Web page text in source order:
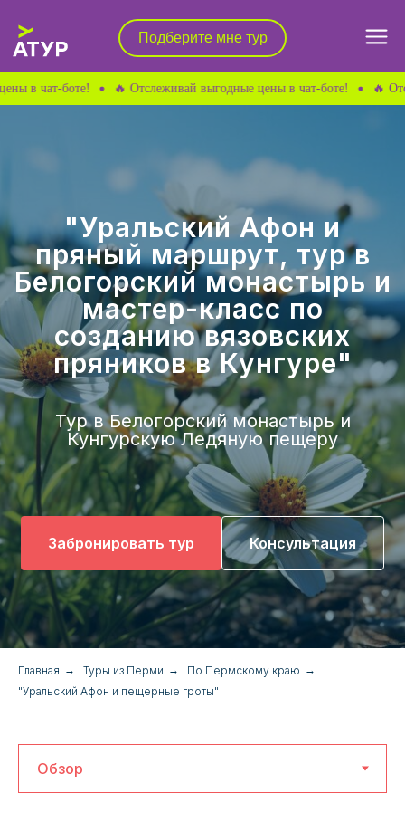
Подбор тура
🔥 Горящие туры
Почему А-ТУР
Подберите мне тур
Подберите мне тур
боте! 🔥 Отслеживай выгодные цены в чат-боте! 🔥 Отслеживай
"Уральский Афон и
пряный маршрут, тур в
Белогорский монастырь и
мастер-класс по
созданию вязовских
пряников в Кунгуре"
Тур в Белогорский монастырь и
Кунгурскую Ледяную пещеру
Забронировать тур Консультация
Главная → Туры из Перми → По Пермскому краю →
"Уральский Афон и пещерные гроты"